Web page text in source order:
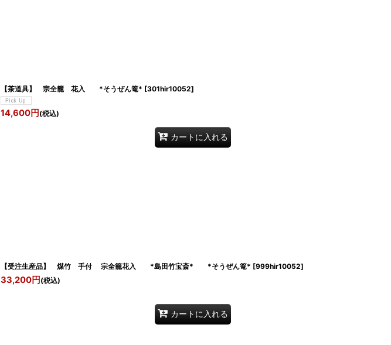
【茶道具】 宗全籠 花入 *そうぜん篭* [301hir10052]
14,600円 (税込)
カートに入れる
【受注生産品】 煤竹 手付 宗全籠花入 *島田竹宝斎* *そうぜん篭* [999hir10052]
33,200円 (税込)
カートに入れる